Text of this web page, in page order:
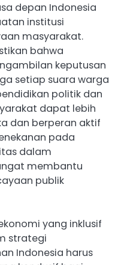
depan Indonesia
institusi
masyarakat.
bahwa
keputusan
setiap suara warga
politik dan
dapat lebih
dan berperan aktif
pada
dalam
membantu
publik
yang inklusif
strategi
Indonesia harus